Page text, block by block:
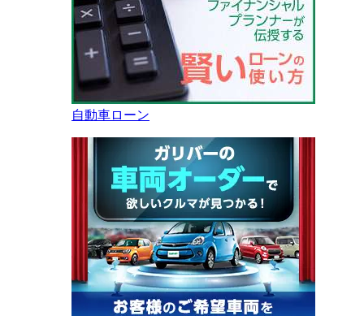
自動車ローン